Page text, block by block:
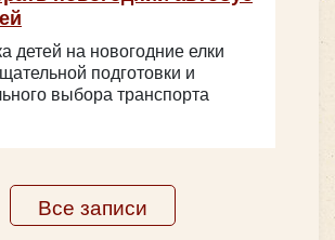
детей на новогодние елки
подготовки и
выбора транспорта
Все записи